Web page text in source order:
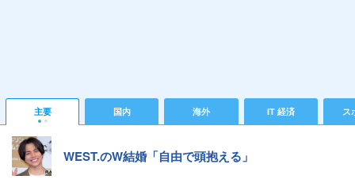
主要 国内 海外 IT 経済 ス
WEST.のW結婚「自由で頭抱える」